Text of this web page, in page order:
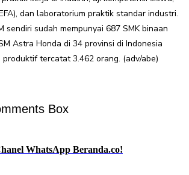
dan laboratorium praktik standar industri.
sendiri sudah mempunyai 687 SMK binaan
Astra Honda di 34 provinsi di Indonesia
tercatat 3.462 orang. (adv/abe)
Box
WhatsApp Beranda.co!